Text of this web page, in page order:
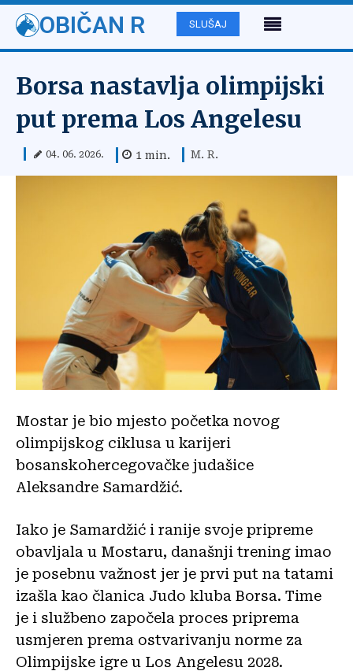
OBIČAN R SLUŠAJ
Borsa nastavlja olimpijski
put prema Los Angelesu
04. 06. 2026. 1 min. M. R.
Mostar je bio mjesto početka novog
olimpijskog ciklusa u karijeri
bosanskohercegovačke judašice
Aleksandre Samardžić.
Iako je Samardžić i ranije svoje pripreme
obavljala u Mostaru, današnji trening imao
je posebnu važnost jer je prvi put na tatami
izašla kao članica Judo kluba Borsa. Time
je i službeno započela proces priprema
usmjeren prema ostvarivanju norme za
Olimpijske igre u Los Angelesu 2028.